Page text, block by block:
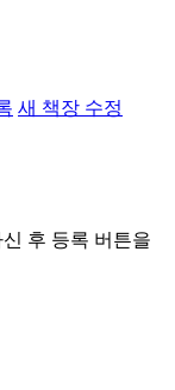
새 책장 수정
후 등록 버튼을